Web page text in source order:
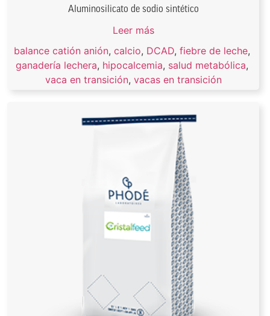
Aluminosilicato de sodio sintético
Leer más
balance catión anión, calcio, DCAD, fiebre de leche,
ganadería lechera, hipocalcemia, salud metabólica,
vaca en transición, vacas en transición